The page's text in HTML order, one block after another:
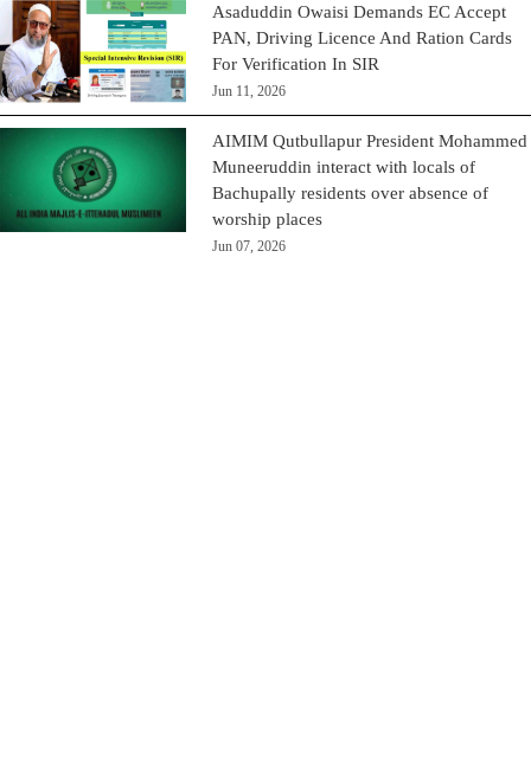
Asaduddin Owaisi Demands EC Accept
PAN, Driving Licence And Ration Cards
For Verification In SIR
Jun 11, 2026
AIMIM Qutbullapur President Mohammed
Muneeruddin interact with locals of
Bachupally residents over absence of
worship places
Jun 07, 2026